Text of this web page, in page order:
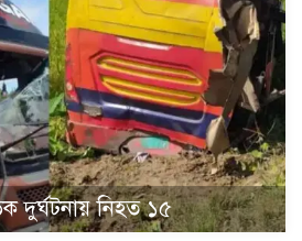
দুর্ঘটনায় নিহত ১৫